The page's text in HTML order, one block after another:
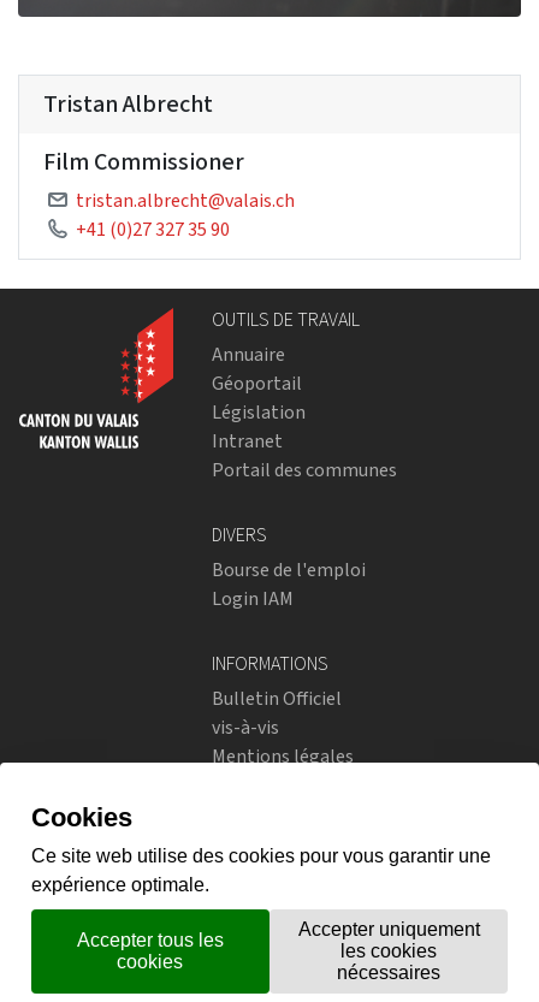
Tristan Albrecht
Film Commissioner
tristan.albrecht@valais.ch
+41 (0)27 327 35 90
OUTILS DE TRAVAIL
Annuaire
Géoportail
Législation
Intranet
Portail des communes
DIVERS
Bourse de l'emploi
Login IAM
INFORMATIONS
Bulletin Officiel
vis-à-vis
Mentions légales
Instagram
flickr